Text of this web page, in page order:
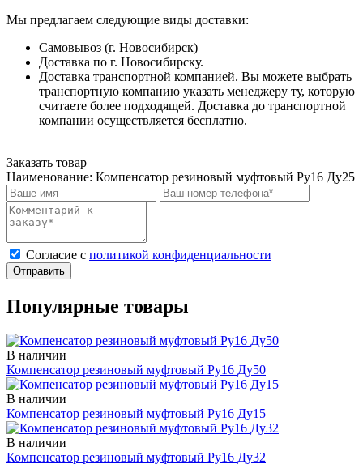
Мы предлагаем следующие виды доставки:
Самовывоз (г. Новосибирск)
Доставка по г. Новосибирску.
Доставка транспортной компанией. Вы можете выбрать
транспортную компанию указать менеджеру ту, которую
считаете более подходящей. Доставка до транспортной
компании осуществляется бесплатно.
Заказать товар
Наименование: Компенсатор резиновый муфтовый Ру16 Ду25
Cогласие с политикой конфиденциальности
Отправить
Популярные товары
В наличии
Компенсатор резиновый муфтовый Ру16 Ду50
В наличии
Компенсатор резиновый муфтовый Ру16 Ду15
В наличии
Компенсатор резиновый муфтовый Ру16 Ду32